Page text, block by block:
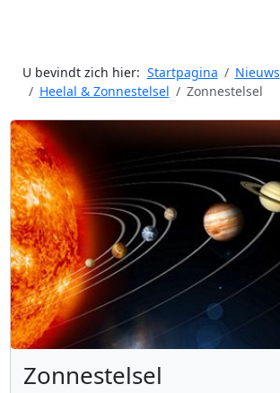
U bevindt zich hier: Startpagina
Nieuws
Heelal & Zonnestelsel
Zonnestelsel
Zonnestelsel